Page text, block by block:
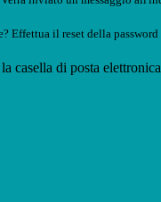
Effettua il reset della
casella di posta